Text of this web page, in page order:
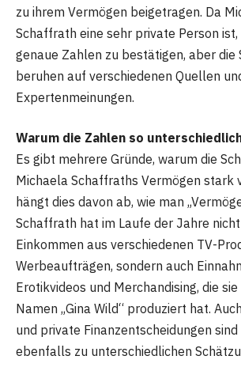
zu ihrem Vermögen beigetragen. Da
Schaffrath eine sehr private Person ist,
genaue Zahlen zu bestätigen, aber die
beruhen auf verschiedenen Quellen
Expertenmeinungen.
Warum die Zahlen so
Es gibt mehrere Gründe, warum die
Michaela Schaffraths Vermögen stark
hängt dies davon ab, wie man
Schaffrath hat im Laufe der Jahre
Einkommen aus verschiedenen TV-
Werbeaufträgen, sondern auch
Erotikvideos und Merchandising, die
Namen „Gina Wild“ produziert hat.
und private Finanzentscheidungen
ebenfalls zu unterschiedlichen